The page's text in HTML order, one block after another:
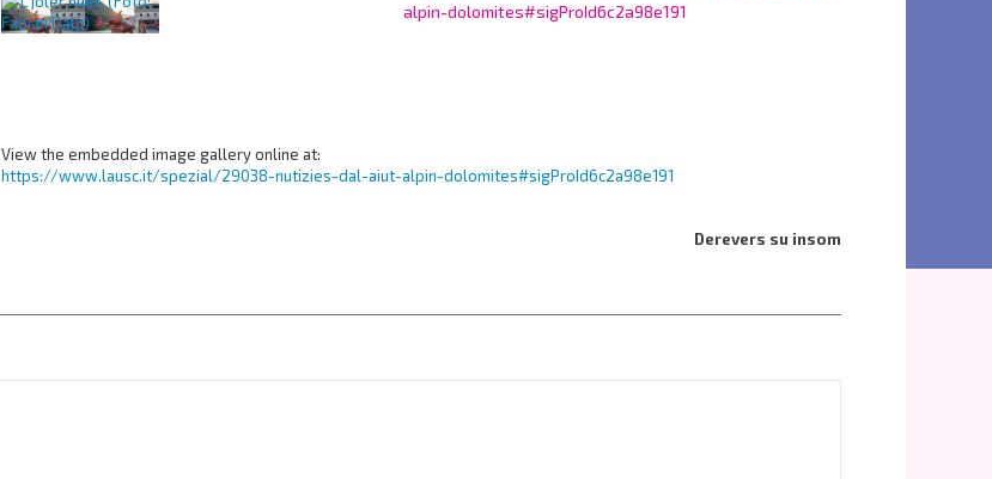
alpin-dolomites#sigProId6c2a98e191
View the embedded image gallery online at:
https://www.lausc.it/spezial/29038-nutizies-dal-aiut-alpin-dolomites#sigProId6c2a98e191
Derevers su insom